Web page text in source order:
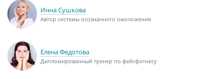
Инна Сушкова
Автор системы осознанного омоложения
Елена Федотова
Дипломированный тренер по фейсфитнесу